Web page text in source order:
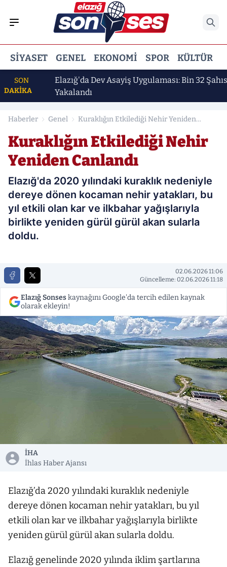
SIYASET GENEL EKONOMI SPOR KÜLTÜR
SON
DAKİKA
Elazığ'da Dev Asayiş Uygulaması: Bin 32 Şahıs
Yakalandı
Haberler Genel
Kuraklığın Etkilediği Nehir Yeniden
Kuraklığın Etkilediği Nehir
Yeniden Canlandı
Elazığ'da 2020 yılındaki kuraklık nedeniyle
dereye dönen kocaman nehir yatakları, bu
yıl etkili olan kar ve ilkbahar yağışlarıyla
birlikte yeniden gürül gürül akan sularla
doldu.
02.06.2026 11:06
Güncelleme: 02.06.2026 11:18
Elazığ Sonseskaynağını Google'da tercih edilen kaynak
olarak ekleyin!
İHA
İhlas Haber Ajansı
Elazığ’da 2020 yılındaki kuraklık nedeniyle
dereye dönen kocaman nehir yatakları, bu yıl
etkili olan kar ve ilkbahar yağışlarıyla birlikte
yeniden gürül gürül akan sularla doldu.
Elazığ genelinde 2020 yılında iklim şartlarına